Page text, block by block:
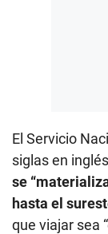
El Servicio
siglas en
se
hasta el
que viajar sea